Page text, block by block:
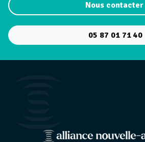
Nous contacter
05 87 01 71 40